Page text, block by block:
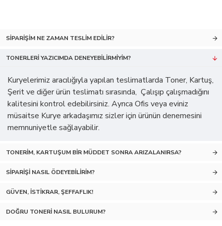
SIPARIŞIM NE ZAMAN TESLIM EDILIR?
TONERLERI YAZICIMDA DENEYEBILIRMIYIM?
Kuryelerimiz aracılığıyla yapılan teslimatlarda Toner, Kartuş,
Şerit ve diğer ürün teslimatı sırasında, Çalışıp çalışmadığını
kalitesini kontrol edebilirsiniz. Ayrıca Ofis veya eviniz
müsaitse Kurye arkadaşımız sizler için ürünün denemesini
memnuniyetle sağlayabilir.
TONERIM, KARTUŞUM BIR MÜDDET SONRA ARIZALANIRSA?
SIPARIŞI NASIL ÖDEYEBILIRIM?
GÜVEN, İSTIKRAR, ŞEFFAFLIK!
DOĞRU TONERI NASIL BULURUM?